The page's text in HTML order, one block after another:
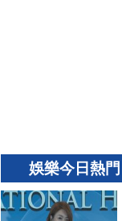
娛樂今日熱門